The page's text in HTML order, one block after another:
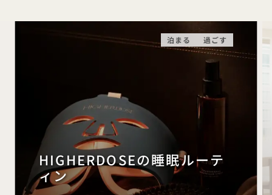
泊まる 過ごす
HIGHERDOSEの睡眠ルーテ
ィン